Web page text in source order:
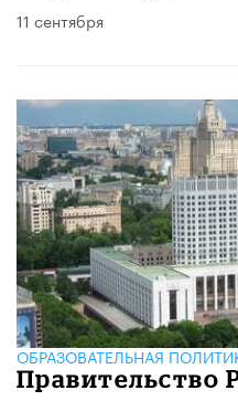
11 сентября
ОБРАЗОВАТЕЛЬНАЯ
Правительство